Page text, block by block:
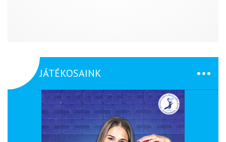
JÁTÉKOSAINK